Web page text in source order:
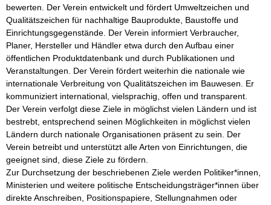
bewerten. Der Verein entwickelt und fördert Umweltzeichen und
Qualitätszeichen für nachhaltige Bauprodukte, Baustoffe und
Einrichtungsgegenstände. Der Verein informiert Verbraucher,
Planer, Hersteller und Händler etwa durch den Aufbau einer
öffentlichen Produktdatenbank und durch Publikationen und
Veranstaltungen. Der Verein fördert weiterhin die nationale wie
internationale Verbreitung von Qualitätszeichen im Bauwesen. Er
kommuniziert international, vielsprachig, offen und transparent.
Der Verein verfolgt diese Ziele in möglichst vielen Ländern und ist
bestrebt, entsprechend seinen Möglichkeiten in möglichst vielen
Ländern durch nationale Organisationen präsent zu sein. Der
Verein betreibt und unterstützt alle Arten von Einrichtungen, die
geeignet sind, diese Ziele zu fördern.
Zur Durchsetzung der beschriebenen Ziele werden Politiker*innen,
Ministerien und weitere politische Entscheidungsträger*innen über
direkte Anschreiben, Positionspapiere, Stellungnahmen oder